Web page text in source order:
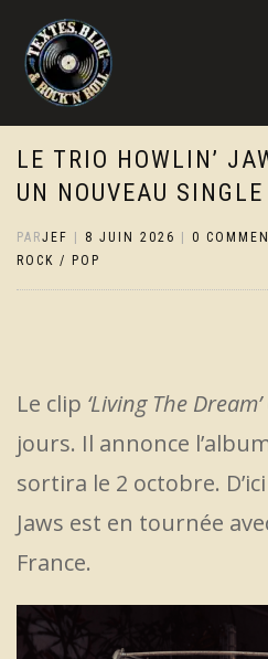
LE TRIO HOWLIN’
UN NOUVEAU
PARJEF 8 JUIN 2026 0
ROCK / POP
Le clip ‘Living The Dream’
jours. Il annonce
sortira le 2 octobre.
Jaws est en tournée
France.